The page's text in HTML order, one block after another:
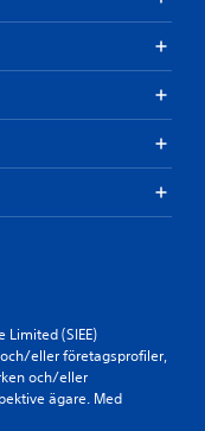
(SIEE)
eller företagsprofiler,
och/eller
ägare. Med